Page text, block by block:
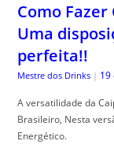
Como
Uma
perfeita!!
Mestre dos Drinks | 19
A versatilidade da
Brasileiro, Nesta
Energético.